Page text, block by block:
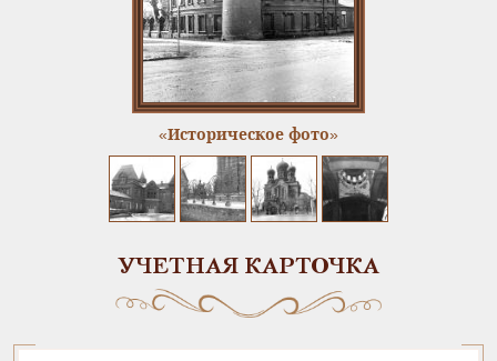
«Историческое фото»
УЧЕТНАЯ КАРТОЧКА